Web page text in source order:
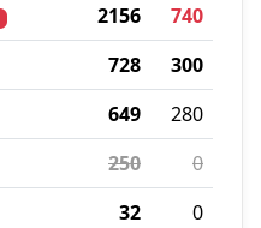
2156
740
728
300
649
280
250
0
32
0